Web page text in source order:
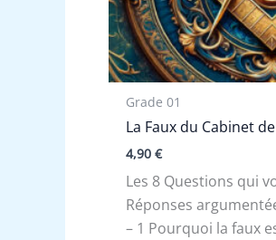
Grade 01
La Faux du Cabinet
4,90€
Les 8 Questions qui
Réponses
– 1 Pourquoi la faux